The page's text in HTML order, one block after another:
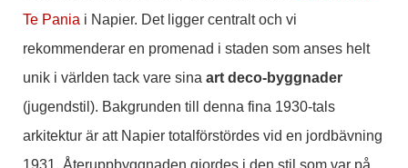
Te Pania i Napier. Det ligger centralt och vi
rekommenderar en promenad i staden som anses helt
unik i världen tack vare sina art deco-byggnader
(jugendstil). Bakgrunden till denna fina 1930-tals
arkitektur är att Napier totalförstördes vid en jordbävning
1931. Återuppbyggnaden gjordes i den stil som var på